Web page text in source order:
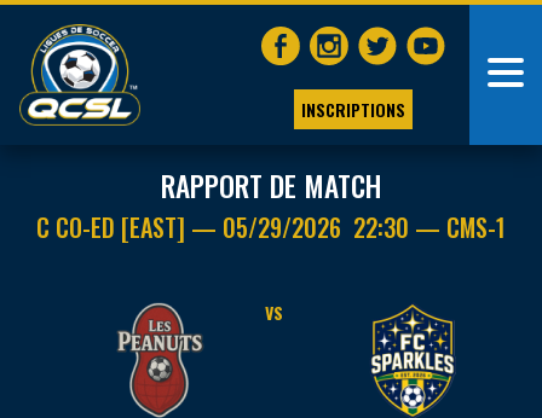
INSCRIPTIONS
RAPPORT DE MATCH
C CO-ED [EAST] — 05/29/2026 22:30 — CMS-1
VS